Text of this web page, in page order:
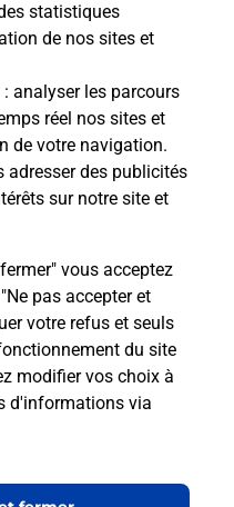
statistiques
de nos sites et
: analyser les parcours
réel nos sites et
de votre navigation.
adresser des publicités
sur notre site et
vous acceptez
pas accepter et
votre refus et seuls
du site
modifier vos choix à
d'informations via
vendredià
Corse-du-Sud Mela